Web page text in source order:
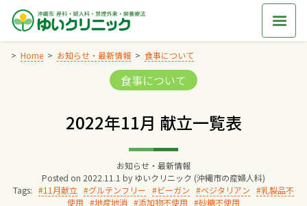
Skip
content
Home お知らせ・最新情報 食事について
Categories:
食事について
2022年11月 献立一覧表
お知らせ・最新情報
Posted on 2022.11.1 by ゆいクリニック (沖縄市の産婦人科)
Tags:
11月献立 グルテンフリー ビーガン ベジタリアン
乳製品不
使用
地産地消 添加物不使用 砂糖不使用
院長からのごあいさつ